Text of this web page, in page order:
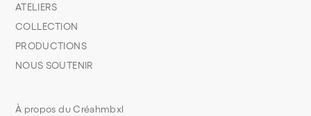
À propos du Créahmbxl
ATELIERS
COLLECTION
PRODUCTIONS
NOUS SOUTENIR